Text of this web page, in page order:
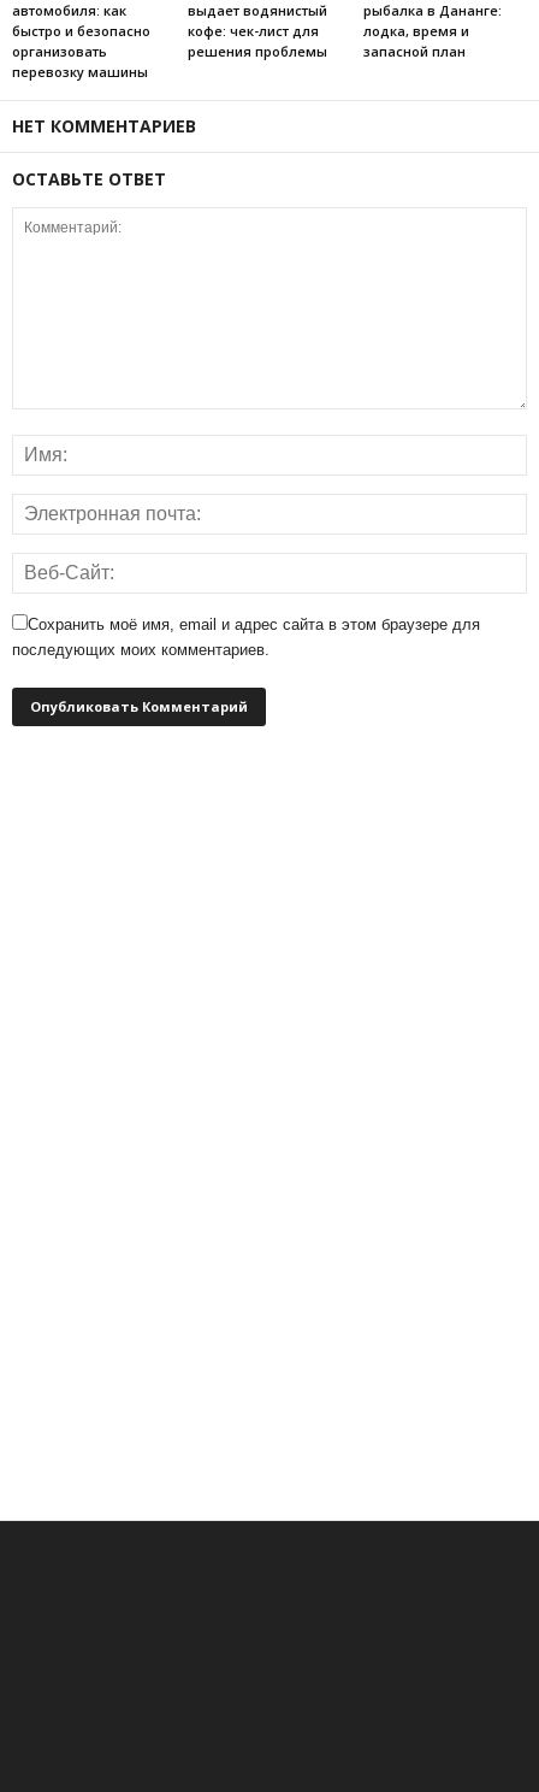
автомобиля: как
быстро и безопасно
организовать
перевозку машины
выдает водянистый
кофе: чек-лист для
решения проблемы
рыбалка в Дананге:
лодка, время и
запасной план
НЕТ КОММЕНТАРИЕВ
ОСТАВЬТЕ ОТВЕТ
Сохранить моё имя, email и адрес сайта в этом браузере для
последующих моих комментариев.